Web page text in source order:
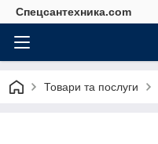
Спецсантехника.com
Товари та послуги